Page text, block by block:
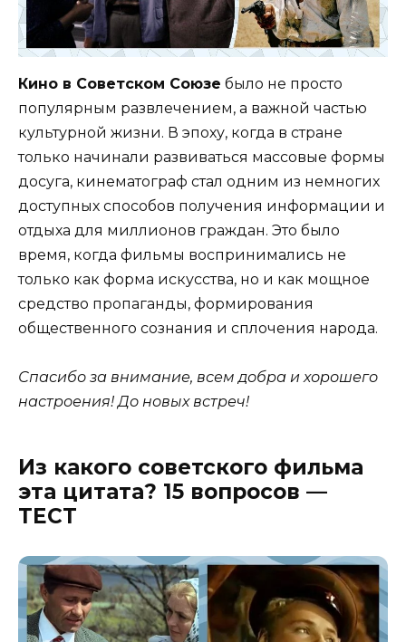
Кино в Советском Союзе было не просто
популярным развлечением, а важной частью
культурной жизни. В эпоху, когда в стране
только начинали развиваться массовые формы
досуга, кинематограф стал одним из немногих
доступных способов получения информации и
отдыха для миллионов граждан. Это было
время, когда фильмы воспринимались не
только как форма искусства, но и как мощное
средство пропаганды, формирования
общественного сознания и сплочения народа.
Спасибо за внимание, всем добра и хорошего
настроения! До новых встреч!
Из какого советского фильма
эта цитата? 15 вопросов —
ТЕСТ